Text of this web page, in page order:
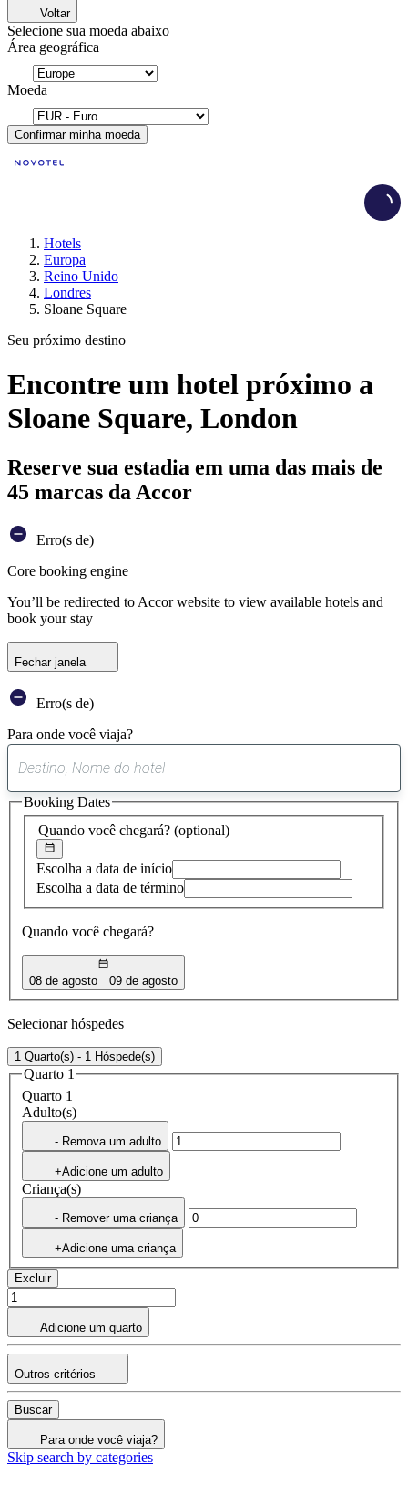
Voltar
Selecione sua moeda abaixo
Área geográfica
Moeda
Confirmar minha moeda
Hotels
Europa
Reino Unido
Londres
Sloane Square
Seu próximo destino
Encontre um hotel próximo a
Sloane Square, London
Reserve sua estadia em uma das mais de
45 marcas da Accor
Erro(s de)
Core booking engine
You’ll be redirected to Accor website to view available hotels and
book your stay
Fechar janela
Erro(s de)
Para onde você viaja?
sugestão
encontrada
Quando você chegará? (optional)
Escolha a data de início
Escolha a data de término
Quando você chegará?
08 de agosto 09 de agosto
Booking Dates
Selecionar hóspedes
1 Quarto(s) - 1 Hóspede(s)
Quarto 1
Quarto 1
Adulto(s)
- Remova um adulto
+Adicione um adulto
Criança(s)
- Remover uma criança
+Adicione uma criança
Excluir
Adicione um quarto
Outros critérios
Buscar
Para onde você viaja?
Skip search by categories